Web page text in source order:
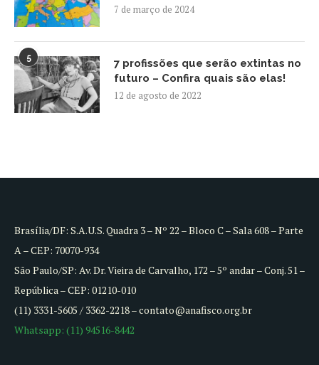
7 de março de 2024
5
7 profissões que serão extintas no
futuro – Confira quais são elas!
12 de agosto de 2022
Brasília/DF: S.A.U.S. Quadra 3 – Nº 22 – Bloco C – Sala 608 – Parte
A – CEP: 70070-934
São Paulo/SP: Av. Dr. Vieira de Carvalho, 172 – 5º andar – Conj. 51 –
República – CEP: 01210-010
(11) 3331-5605 / 3362-2218 – contato@anafisco.org.br
Whatsapp: (11) 94516-8442